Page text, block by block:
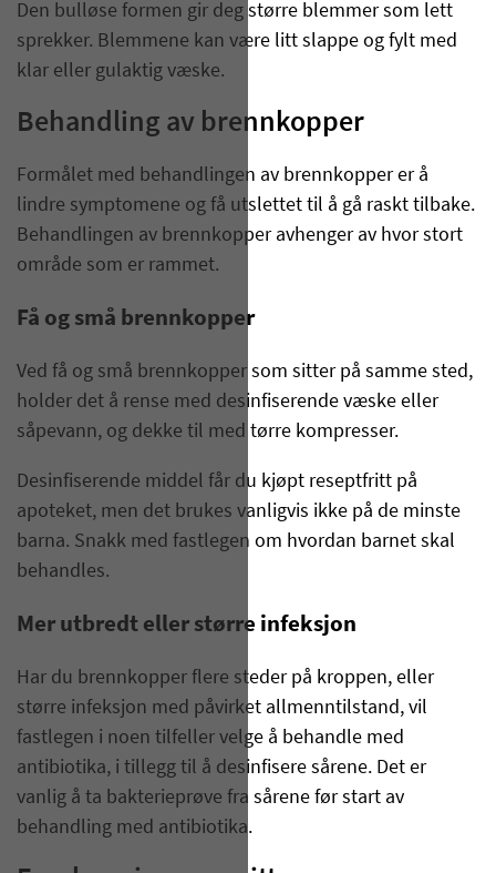
Den bulløse formen gir deg større blemmer som lett
sprekker. Blemmene kan være litt slappe og fylt med
klar eller gulaktig væske.
Behandling av brennkopper
Formålet med behandlingen av brennkopper er å
lindre symptomene og få utslettet til å gå raskt tilbake.
Behandlingen av brennkopper avhenger av hvor stort
område som er rammet.
Få og små brennkopper
Ved få og små brennkopper som sitter på samme sted,
holder det å rense med desinfiserende væske eller
såpevann, og dekke til med tørre kompresser.
Desinfiserende middel får du kjøpt reseptfritt på
apoteket, men det brukes vanligvis ikke på de minste
barna. Snakk med fastlegen om hvordan barnet skal
behandles.
Mer utbredt eller større infeksjon
Har du brennkopper flere steder på kroppen, eller
større infeksjon med påvirket allmenntilstand, vil
fastlegen i noen tilfeller velge å behandle med
antibiotika, i tillegg til å desinfisere sårene. Det er
vanlig å ta bakterieprøve fra sårene før start av
behandling med antibiotika.